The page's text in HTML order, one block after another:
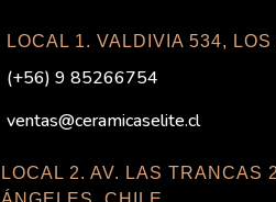
LOCAL 1. VALDIVIA 534,
(+56) 9 85266754
ventas@ceramicaselite.cl
LOCAL 2. AV. LAS TRANCAS